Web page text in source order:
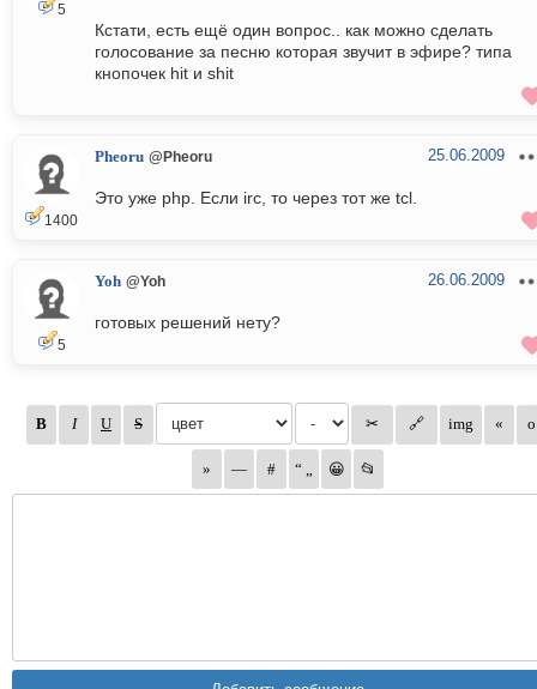
5
Кстати, есть ещё один вопрос.. как можно сделать
голосование за песню которая звучит в эфире? типа
кнопочек hit и shit
1400
Pheoru @Pheoru 25.06.2009
Это уже php. Если irc, то через тот же tcl.
5
Yoh @Yoh 26.06.2009
готовых решений нету?